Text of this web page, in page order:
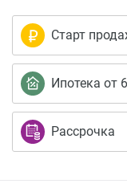
Старт
Ипотека от
Рассрочка